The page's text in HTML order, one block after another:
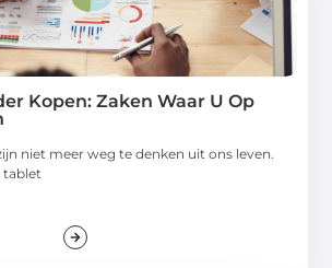
Kopen: Zaken Waar U Op
niet meer weg te denken uit ons leven.
tablet